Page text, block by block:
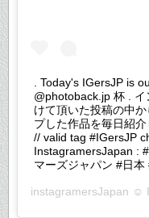
. Today's IGersJP is
@photoback.jp 杯 .
けて頂いた投稿の中
プした作品を毎日紹
// valid tag #IGersJP
InstagramersJapan :
マーズジャパン #日
instagramersJapan ☺︎